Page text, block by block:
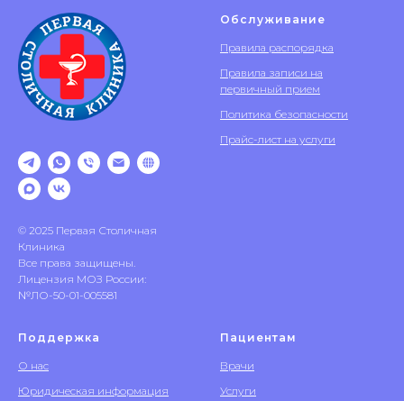
© 2025 Первая Столичная
Клиника
Все права защищены.
Лицензия МОЗ России:
№ЛО-50-01-005581
Обслуживание
Правила распорядка
Правила записи на
первичный прием
Политика безопасности
Прайс-лист на услуги
Поддержка
О нас
Юридическая информация
Пациентам
Врачи
Услуги